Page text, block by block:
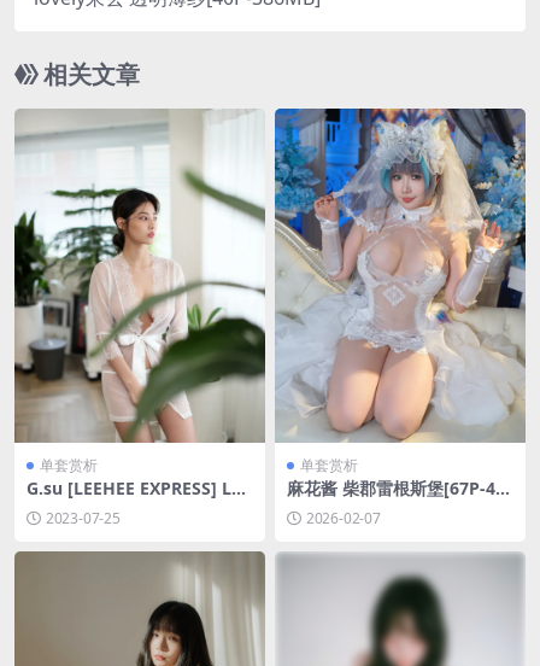
相关文章
单套赏析
G.su [LEEHEE EXPRESS] LEL
V-001A [66P-467MB]
2023-07-25
单套赏析
麻花酱 柴郡雷根斯堡[67P-44
9.1M]2026-02-07